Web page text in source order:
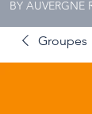
BY AUVERGNE
Groupes